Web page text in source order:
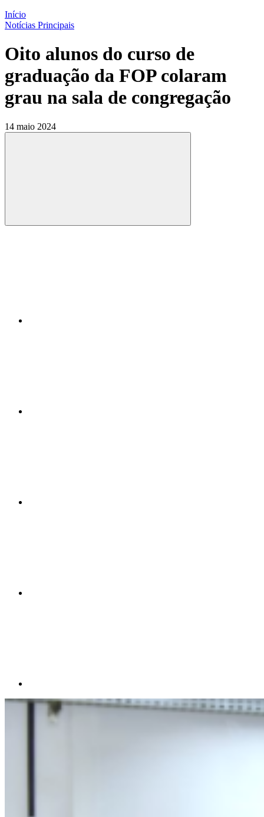
Início
Notícias Principais
Oito alunos do curso de
graduação da FOP colaram
grau na sala de congregação
14 maio 2024
Compartilhar